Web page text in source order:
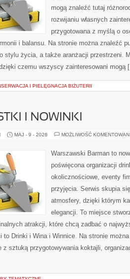
mogą znaleźć tutaj
rozwijaniu własnych
przygotowana z myślą o
i balansu. Na stronie można znaleźć
stylu życia, a także aranżacji przestrzeni.
czemu wszyscy zainteresowani
I PIELĘGNACJA BIŻUTERII
I NOWINKI
MAJ - 9 - 2026 MOŻLIWOŚĆ
Warszawski Barman to
poświęcona organizacji
okolicznościowe, eventy
przyjęcia. Serwis skupia
atmosfery, dzięki którym
elegancji. To miejsce
atrakcji, które chcą zadbać o
to Drinki i Wina i Winnice. Na stronie
z sztuką przygotowywania koktajli,